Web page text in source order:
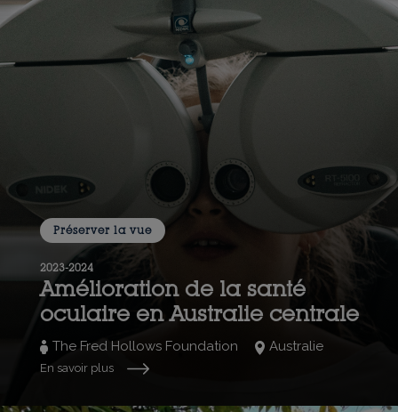
Préserver la vue
2023-2024
Amélioration de la santé
oculaire en Australie centrale
The Fred Hollows Foundation Australie
En savoir plus